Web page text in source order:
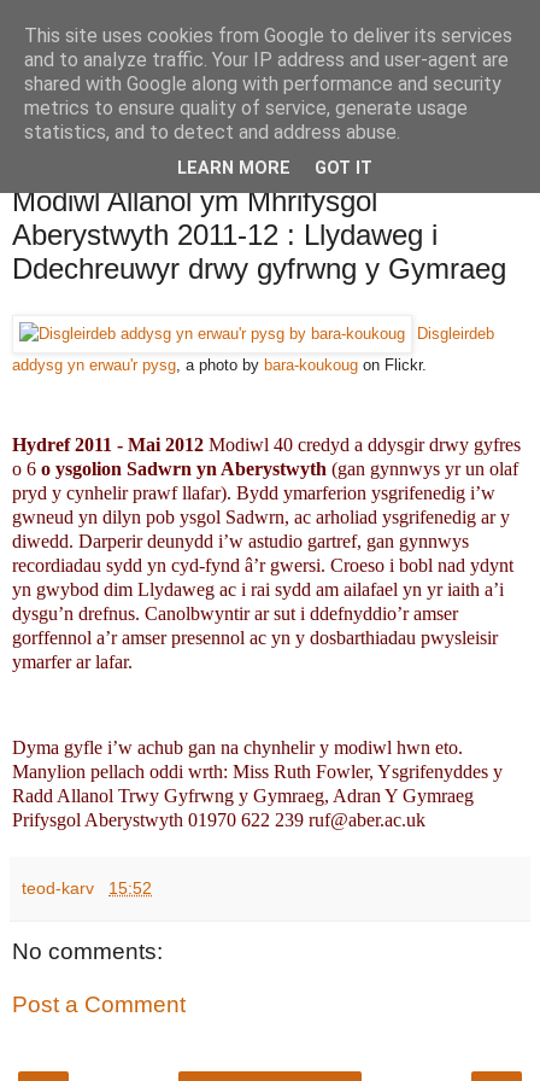
Cymdeithas Cymru-Llydaw
Blog am weithgareddau Cymdeithas Cymru-Llydaw
Modiwl Allanol ym Mhrifysgol
Aberystwyth 2011-12 : Llydaweg i
Ddechreuwyr drwy gyfrwng y Gymraeg
Disgleirdeb
addysg yn erwau'r pysg , a photo by bara-koukoug on Flickr.
Hydref 2011 - Mai 2012 Modiwl 40 credyd a ddysgir drwy gyfres
o 6 o ysgolion Sadwrn yn Aberystwyth (gan gynnwys yr un olaf
pryd y cynhelir prawf llafar). Bydd ymarferion ysgrifenedig i’w
gwneud yn dilyn pob ysgol Sadwrn, ac arholiad ysgrifenedig ar y
diwedd. Darperir deunydd i’w astudio gartref, gan gynnwys
recordiadau sydd yn cyd-fynd â’r gwersi. Croeso i bobl nad ydynt
yn gwybod dim Llydaweg ac i rai sydd am ailafael yn yr iaith a’i
dysgu’n drefnus. Canolbwyntir ar sut i ddefnyddio’r amser
gorffennol a’r amser presennol ac yn y dosbarthiadau pwysleisir
ymarfer ar lafar.
Dyma gyfle i’w achub gan na chynhelir y modiwl hwn eto.
Manylion pellach oddi wrth: Miss Ruth Fowler, Ysgrifenyddes y
Radd Allanol Trwy Gyfrwng y Gymraeg, Adran Y Gymraeg
Prifysgol Aberystwyth 01970 622 239 ruf@aber.ac.uk
teod-karv 15:52
No comments:
Post a Comment
This site uses cookies from Google to deliver its services
and to analyze traffic. Your IP address and user-agent are
shared with Google along with performance and security
metrics to ensure quality of service, generate usage
statistics, and to detect and address abuse.
LEARN MORE GOT IT